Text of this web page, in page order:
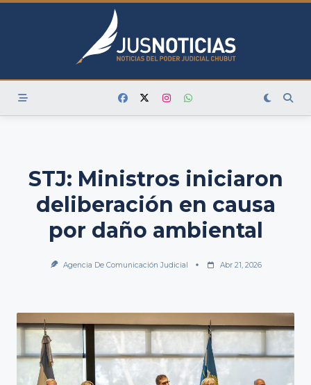
Skip
STJ: Ministros iniciaron
deliberación en causa
por daño ambiental
Agencia De Comunicación Judicial Abr 21, 2026